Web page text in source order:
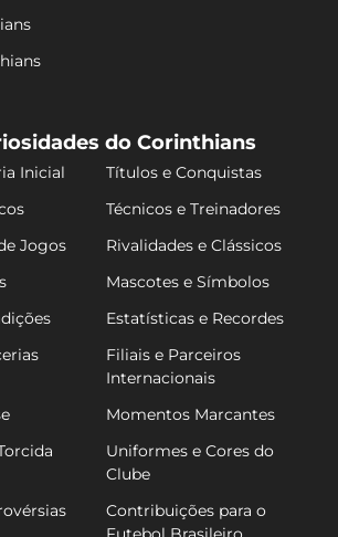
do Corinthians
Inicial
Títulos e Conquistas
Técnicos e Treinadores
Jogos
Rivalidades e Clássicos
Mascotes e Símbolos
Estatísticas e Recordes
Filiais e Parceiros
Internacionais
Momentos Marcantes
Uniformes e Cores do
Clube
Contribuições para o